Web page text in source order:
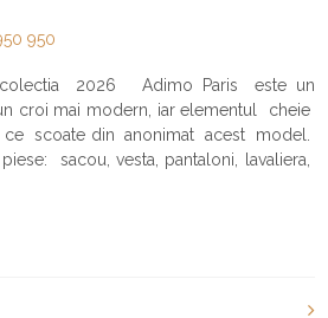
950
colectia 2026 Adimo Paris este un
croi mai modern, iar elementul cheie
scoate din anonimat acest model.
sacou, vesta, pantaloni, lavaliera,